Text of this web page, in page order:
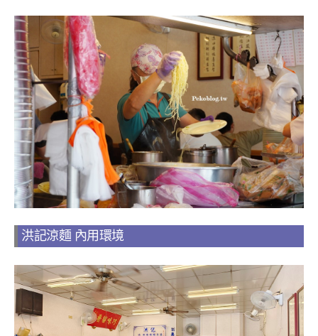
洪記涼麵 內用環境